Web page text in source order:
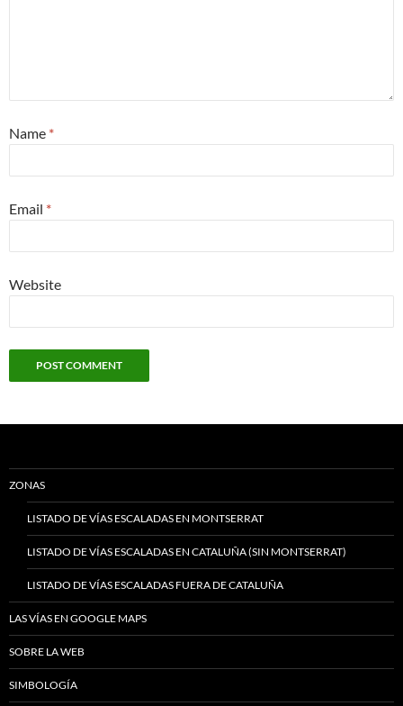
Name *
Email *
Website
ZONAS
LISTADO DE VÍAS ESCALADAS EN MONTSERRAT
LISTADO DE VÍAS ESCALADAS EN CATALUÑA (SIN MONTSERRAT)
LISTADO DE VÍAS ESCALADAS FUERA DE CATALUÑA
LAS VÍAS EN GOOGLE MAPS
SOBRE LA WEB
SIMBOLOGÍA